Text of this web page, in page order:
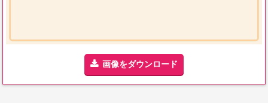
画像をダウンロード